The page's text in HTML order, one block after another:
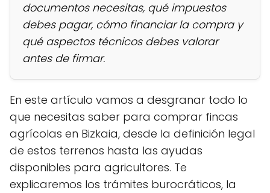
documentos necesitas, qué impuestos
debes pagar, cómo financiar la compra y
qué aspectos técnicos debes valorar
antes de firmar.
En este artículo vamos a desgranar todo lo
que necesitas saber para comprar fincas
agrícolas en Bizkaia, desde la definición legal
de estos terrenos hasta las ayudas
disponibles para agricultores. Te
explicaremos los trámites burocráticos, la